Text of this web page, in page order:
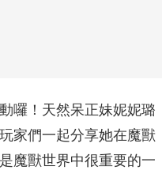
囉！天然呆正妹妮妮璐
家們一起分享她在魔獸
魔獸世界中很重要的一